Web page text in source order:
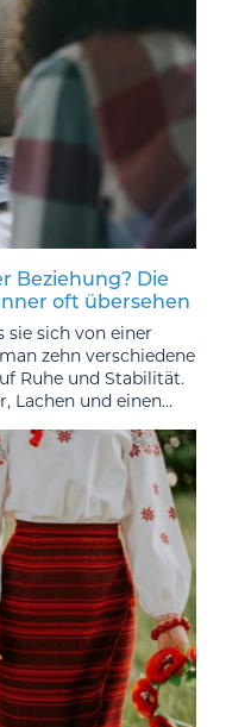
Beziehung? Die
oft übersehen
sie sich von einer
zehn verschiedene
Ruhe und Stabilität.
Lachen und einen...